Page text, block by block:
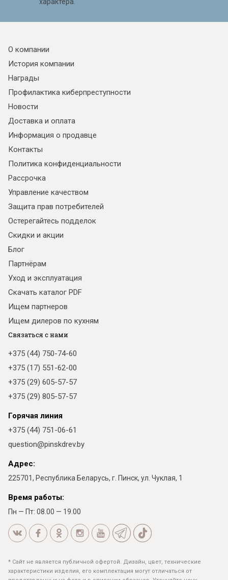
О компании
История компании
Награды
Профилактика киберпреступности
Новости
Доставка и оплата
Информация о продавце
Контакты
Политика конфиденциальности
Рассрочка
Управление качеством
Защита прав потребителей
Остерегайтесь подделок
Скидки и акции
Блог
Партнёрам
Уход и эксплуатация
Скачать каталог PDF
Ищем партнеров
Ищем дилеров по кухням
Связаться с нами
+375 (44) 750-74-60
+375 (17) 551-62-00
+375 (29) 605-57-57
+375 (29) 805-57-57
Горячая линия
+375 (44) 751-06-61
question@pinskdrev.by
Адрес:
225701, Республика Беларусь, г. Пинск, ул. Чуклая, 1
Время работы:
Пн — Пт: 08.00 — 19.00
* Сайт не является публичной офертой. Дизайн, цвет, технические
характеристики изделия, его комплектация могут отличаться от